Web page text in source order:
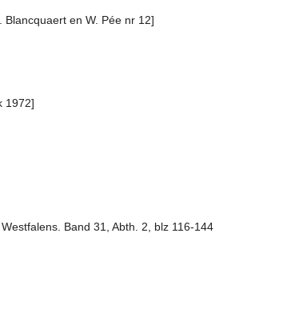
en W. Pée nr 12]
1972]
Band 31, Abth. 2, blz 116-144